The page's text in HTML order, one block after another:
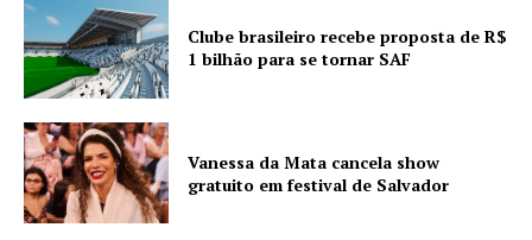
Clube brasileiro recebe proposta de R$
1 bilhão para se tornar SAF
Vanessa da Mata cancela show
gratuito em festival de Salvador